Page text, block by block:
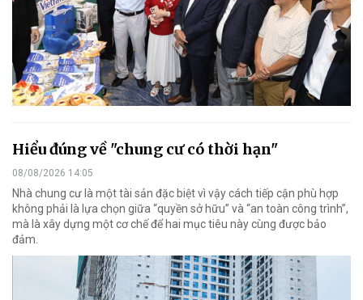
Hiểu đúng về "chung cư có thời hạn"
08/08/2026 14:05
Nhà chung cư là một tài sản đặc biệt vì vậy cách tiếp cận phù hợp
không phải là lựa chọn giữa “quyền sở hữu” và “an toàn công trình”,
mà là xây dựng một cơ chế để hai mục tiêu này cùng được bảo
đảm.